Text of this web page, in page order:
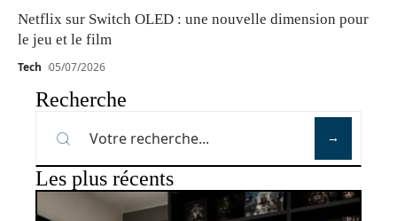
Netflix sur Switch OLED : une nouvelle dimension pour
le jeu et le film
Tech 05/07/2026
Recherche
Les plus récents